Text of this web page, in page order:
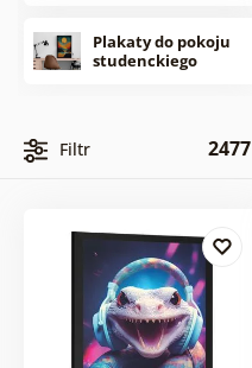
Plakaty do pokoju
studenckiego
Filtr 2477